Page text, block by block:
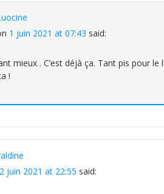
1 juin 2021 at 07:43 said:
mieux . C’est déjà ça. Tant pis pour
!
2 juin 2021 at 22:55 said: